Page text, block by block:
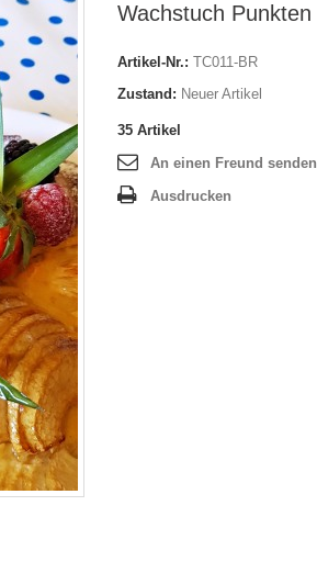
Wachstuch Punkten
Artikel-Nr.: TC011-BR
Zustand: Neuer Artikel
35 Artikel
An einen Freund senden
Ausdrucken